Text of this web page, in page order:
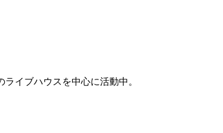
イブハウスを中心に活動中。